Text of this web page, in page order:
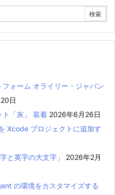
フォーム オライリー・ジャパン
日
ト「灰」 装着 2026年6月26日
Xcode プロジェクトに追加す
と英字の大文字」
2026年2月
の環境をカスタマイズする